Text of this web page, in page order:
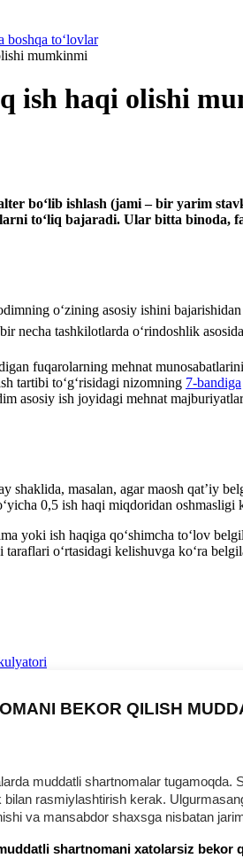
boshqa toʻlovlar
mumkinmi
ish haqi olishi
boʻlib ishlash (jami – bir yarim
toʻliq bajaradi. Ular bitta binoda,
oʻzining asosiy ishini
necha tashkilotlarda oʻrindoshlik
fuqarolarning mehnat
tartibi toʻgʻrisidagi nizomning 7-bandiga
asosiy ish joyidagi mehnat
shaklida, masalan, agar maosh qat’iy
0,5 ish haqi miqdoridan oshmasligi
yoki ish haqiga qoʻshimcha toʻlov
oʻrtasidagi kelishuvga koʻra
BEKOR QILISH
muddatli shartnomalar tugamoqda.
bilan rasmiylashtirish kerak.
va mansabdor shaхsga nisbatan
shartnomani хatolarsiz